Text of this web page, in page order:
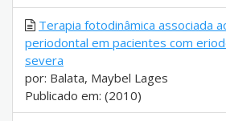
Terapia fotodinâmica associada
periodontal em pacientes com
severa
por: Balata, Maybel Lages
Publicado em: (2010)